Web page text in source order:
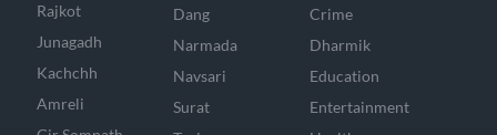
Rajkot
Junagadh
Kachchh
Amreli
Dang
Narmada
Navsari
Surat
Crime
Dharmik
Education
Entertainment